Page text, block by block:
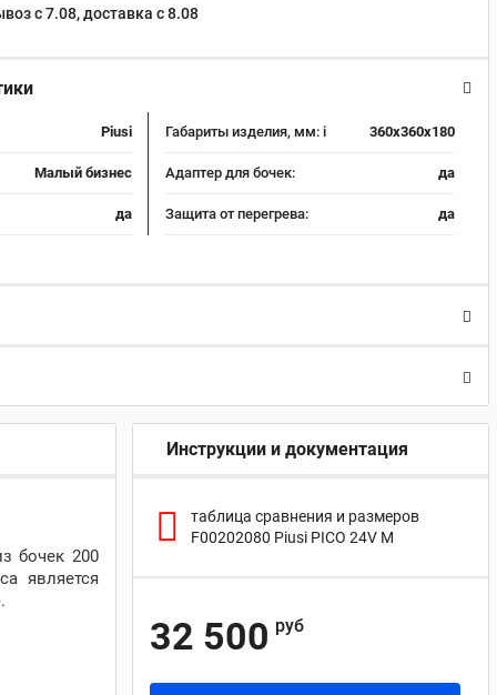
с 7.08, доставка c 8.08
Piusi Габариты изделия, мм: i 360x360x180
Малый бизнес Адаптер для бочек: да
да Защита от перегрева: да
бочек 200
является
Инструкции и документация
таблица сравнения и размеров
F00202080 Piusi PICO 24V М
32 500 руб